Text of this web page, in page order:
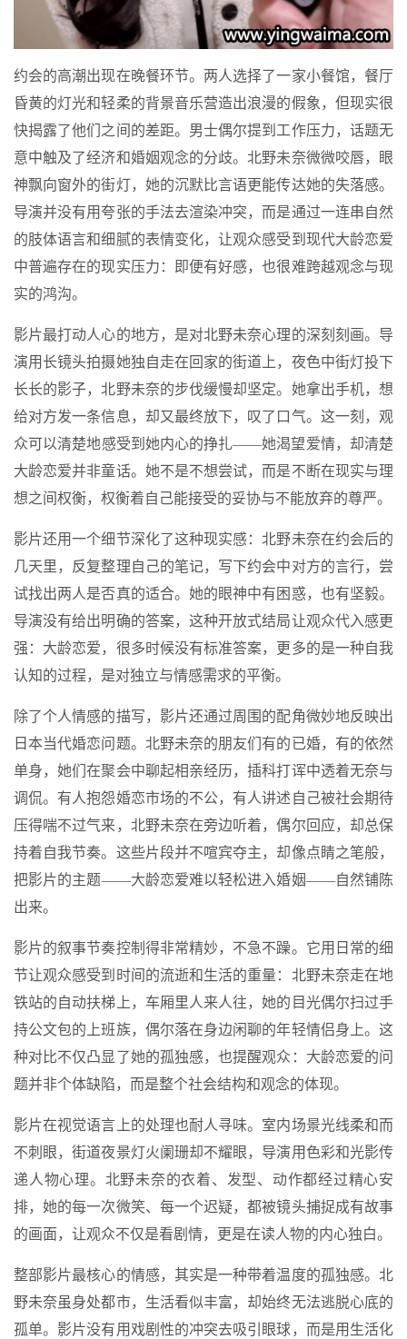
约会的高潮出现在晚餐环节。两人选择了一家小餐馆，餐厅
昏黄的灯光和轻柔的背景音乐营造出浪漫的假象，但现实很
快揭露了他们之间的差距。男士偶尔提到工作压力，话题无
意中触及了经济和婚姻观念的分歧。北野未奈微微咬唇，眼
神飘向窗外的街灯，她的沉默比言语更能传达她的失落感。
导演并没有用夸张的手法去渲染冲突，而是通过一连串自然
的肢体语言和细腻的表情变化，让观众感受到现代大龄恋爱
中普遍存在的现实压力：即便有好感，也很难跨越观念与现
实的鸿沟。
影片最打动人心的地方，是对北野未奈心理的深刻刻画。导
演用长镜头拍摄她独自走在回家的街道上，夜色中街灯投下
长长的影子，北野未奈的步伐缓慢却坚定。她拿出手机，想
给对方发一条信息，却又最终放下，叹了口气。这一刻，观
众可以清楚地感受到她内心的挣扎——她渴望爱情，却清楚
大龄恋爱并非童话。她不是不想尝试，而是不断在现实与理
想之间权衡，权衡着自己能接受的妥协与不能放弃的尊严。
影片还用一个细节深化了这种现实感：北野未奈在约会后的
几天里，反复整理自己的笔记，写下约会中对方的言行，尝
试找出两人是否真的适合。她的眼神中有困惑，也有坚毅。
导演没有给出明确的答案，这种开放式结局让观众代入感更
强：大龄恋爱，很多时候没有标准答案，更多的是一种自我
认知的过程，是对独立与情感需求的平衡。
除了个人情感的描写，影片还通过周围的配角微妙地反映出
日本当代婚恋问题。北野未奈的朋友们有的已婚，有的依然
单身，她们在聚会中聊起相亲经历，插科打诨中透着无奈与
调侃。有人抱怨婚恋市场的不公，有人讲述自己被社会期待
压得喘不过气来，北野未奈在旁边听着，偶尔回应，却总保
持着自我节奏。这些片段并不喧宾夺主，却像点睛之笔般，
把影片的主题——大龄恋爱难以轻松进入婚姻——自然铺陈
出来。
影片的叙事节奏控制得非常精妙，不急不躁。它用日常的细
节让观众感受到时间的流逝和生活的重量：北野未奈走在地
铁站的自动扶梯上，车厢里人来人往，她的目光偶尔扫过手
持公文包的上班族，偶尔落在身边闲聊的年轻情侣身上。这
种对比不仅凸显了她的孤独感，也提醒观众：大龄恋爱的问
题并非个体缺陷，而是整个社会结构和观念的体现。
影片在视觉语言上的处理也耐人寻味。室内场景光线柔和而
不刺眼，街道夜景灯火阑珊却不耀眼，导演用色彩和光影传
递人物心理。北野未奈的衣着、发型、动作都经过精心安
排，她的每一次微笑、每一个迟疑，都被镜头捕捉成有故事
的画面，让观众不仅是看剧情，更是在读人物的内心独白。
整部影片最核心的情感，其实是一种带着温度的孤独感。北
野未奈虽身处都市，生活看似丰富，却始终无法逃脱心底的
孤单。影片没有用戏剧性的冲突去吸引眼球，而是用生活化